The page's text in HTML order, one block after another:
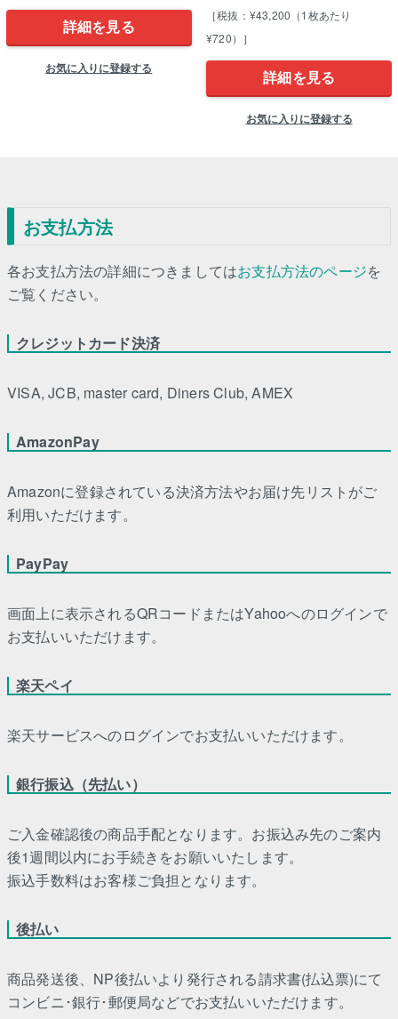
詳細を見る
お気に入りに登録する
［税抜：¥43,200（1枚あたり
¥720）］
詳細を見る
お気に入りに登録する
お支払方法
各お支払方法の詳細につきましてはお支払方法のページを
ご覧ください。
クレジットカード決済
VISA, JCB, master card, Diners Club, AMEX
AmazonPay
Amazonに登録されている決済方法やお届け先リストがご
利用いただけます。
PayPay
画面上に表示されるQRコードまたはYahooへのログインで
お支払いいただけます。
楽天ペイ
楽天サービスへのログインでお支払いいただけます。
銀行振込（先払い）
ご入金確認後の商品手配となります。お振込み先のご案内
後1週間以内にお手続きをお願いいたします。
振込手数料はお客様ご負担となります。
後払い
商品発送後、NP後払いより発行される請求書(払込票)にて
コンビニ･銀行･郵便局などでお支払いいただけます。